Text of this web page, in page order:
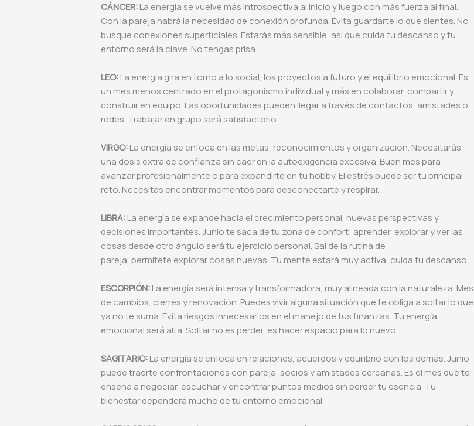
CÁNCER:La energía se vuelve más introspectiva al inicio y luego con más fuerza al final.
Con la pareja habrá la necesidad de conexión profunda. Evita guardarte lo que sientes. No
busque conexiones superficiales. Estarás más sensible, así que cuida tu descanso y tu
entorno será la clave. No tengas prisa.
LEO:La energía gira en torno a lo social, los proyectos a futuro y el equilibrio emocional. Es
un mes menos centrado en el protagonismo individual y más en colaborar, compartir y
construir en equipo. Las oportunidades pueden llegar a través de contactos, amistades o
redes. Trabajar en grupo será satisfactorio.
VIRGO:La energía se enfoca en las metas, reconocimientos y organización. Necesitarás
una dosis extra de confianza sin caer en la autoexigencia excesiva. Buen mes para
avanzar profesionalmente o para expandirte en tu hobby. El estrés puede ser tu principal
reto. Necesitas encontrar momentos para desconectarte y respirar.
LIBRA:La energía se expande hacia el crecimiento personal, nuevas perspectivas y
decisiones importantes. Junio te saca de tu zona de confort; aprender, explorar y ver las
cosas desde otro ángulo será tu ejercicio personal. Sal de la rutina de
pareja, permítete explorar cosas nuevas. Tu mente estará muy activa, cuida tu descanso.
ESCORPIÓN:La energía será intensa y transformadora, muy alineada con la naturaleza. Mes
de cambios, cierres y renovación. Puedes vivir alguna situación que te obliga a soltar lo que
ya no te suma. Evita riesgos innecesarios en el manejo de tus finanzas. Tu energía
emocional será alta. Soltar no es perder, es hacer espacio para lo nuevo.
SAGITARIO:La energía se enfoca en relaciones, acuerdos y equilibrio con los demás. Junio
puede traerte confrontaciones con pareja, socios y amistades cercanas. Es el mes que te
enseña a negociar, escuchar y encontrar puntos medios sin perder tu esencia. Tu
bienestar dependerá mucho de tu entorno emocional.